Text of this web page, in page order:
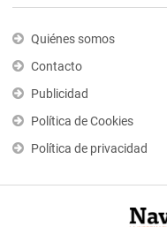
Quiénes somos
Contacto
Publicidad
Política de Cookies
Política de privacidad